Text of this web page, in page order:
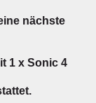
nächste
1 x Sonic 4